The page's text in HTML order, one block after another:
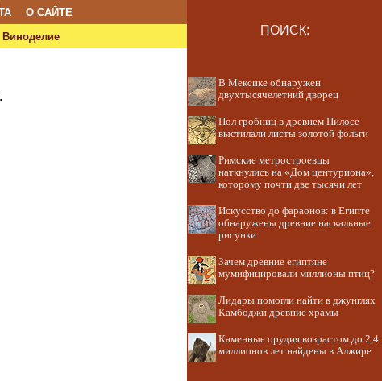
О САЙТЕ
Виноделие ПОИСК:
В Мексике обнаружен
двухтысячелетний дворец
Пол гробниц в древнем Пилосе
выстилали листы золотой фольги
Римские метростроевцы
наткнулись на «Дом центуриона»,
которому почти две тысячи лет
Искусство до фараонов: в Египте
обнаружены древние наскальные
рисунки
Зачем древние египтяне
мумифицировали миллионы птиц?
Лидары помогли найти в джунглях
Камбоджи древние храмы
Каменные орудия возрастом до 2,4
миллионов лет найдены в Алжире